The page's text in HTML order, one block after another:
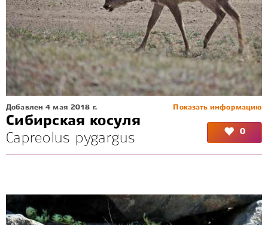
Показать информацию
Добавлен 4 мая 2018 г.
Сибирская косуля
Capreolus pygargus
0